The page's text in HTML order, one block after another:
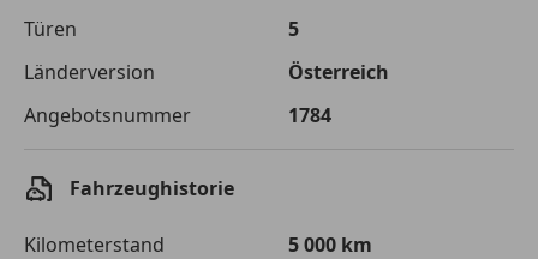
Einberechnete Gebühren
€ 0,-
Monatliche Rate
Die tatsächlichen Konditionen sind abhängig von Ihrer Bonität sowie
Türen
5
Länderversion
Österreich
Angebotsnummer
1784
Fahrzeughistorie
Kilometerstand
5 000 km